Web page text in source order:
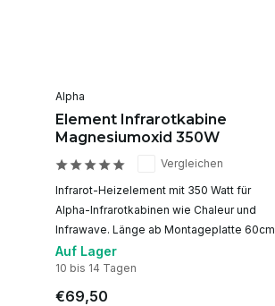
Alpha
Element Infrarotkabine
Magnesiumoxid 350W
Vergleichen
Infrarot-Heizelement mit 350 Watt für
Alpha-Infrarotkabinen wie Chaleur und
Infrawave. Länge ab Montageplatte 60cm
Auf Lager
10 bis 14 Tagen
€69,50